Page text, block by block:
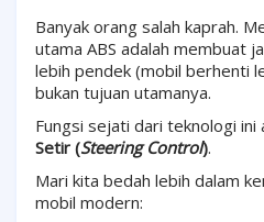
Banyak orang salah kaprah.
utama ABS adalah membuat
lebih pendek (mobil berhenti
bukan tujuan utamanya.
Fungsi sejati dari teknologi ini
Setir (Steering Control).
Mari kita bedah lebih dalam
mobil modern: